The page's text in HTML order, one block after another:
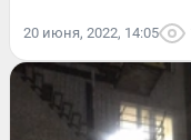
20 июня, 2022, 14:05